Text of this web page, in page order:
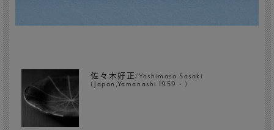
佐々木好正/Yoshimasa Sasaki
(Japan,Yamanashi 1959 - )